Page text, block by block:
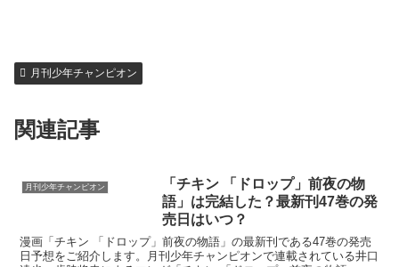
月刊少年チャンピオン
関連記事
月刊少年チャンピオン
「チキン 「ドロップ」前夜の物
語」は完結した？最新刊47巻の発
売日はいつ？
漫画「チキン 「ドロップ」前夜の物語」の最新刊である47巻の発売
日予想をご紹介します。月刊少年チャンピオンで連載されている井口